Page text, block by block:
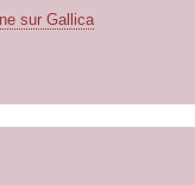
sur Gallica